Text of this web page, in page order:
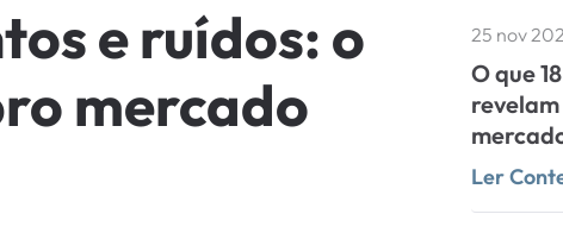
e ruídos: o
mercado
25 nov
O que
Ler